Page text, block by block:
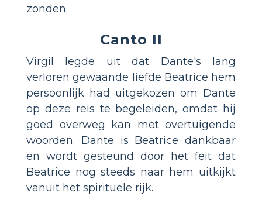
zonden.
Canto II
Virgil legde uit dat Dante's lang
verloren gewaande liefde Beatrice hem
persoonlijk had uitgekozen om Dante
op deze reis te begeleiden, omdat hij
goed overweg kan met overtuigende
woorden. Dante is Beatrice dankbaar
en wordt gesteund door het feit dat
Beatrice nog steeds naar hem uitkijkt
vanuit het spirituele rijk.